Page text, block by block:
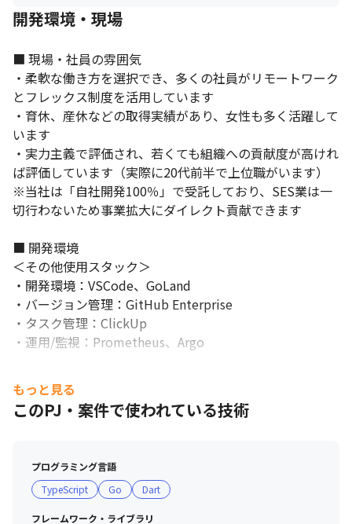
開発環境・現場
■ 現場・社員の雰囲気
・柔軟な働き方を選択でき、多くの社員がリモートワーク
とフレックス制度を活用しています
・育休、産休などの取得実績があり、女性も多く活躍して
います
・実力主義で評価され、若くても組織への貢献度が高けれ
ば評価しています（実際に20代前半で上位職がいます）
※当社は「自社開発100％」で受託しており、SES業は一
切行わないため事業拡大にダイレクト貢献できます
■ 開発環境
＜その他使用スタック＞
・開発環境：VSCode、GoLand
・バージョン管理：GitHub Enterprise
・タスク管理：ClickUp
・運用/監視：Prometheus、Argo
もっと見る
このPJ・案件で使われている技術
プログラミング言語
TypeScript
Go Dart
フレームワーク・ライブラリ